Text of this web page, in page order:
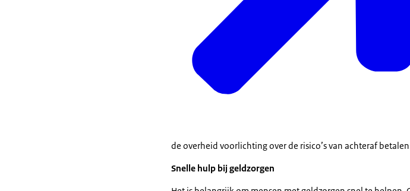
de overheid voorlichting over de risico’s van achteraf
Snelle hulp bij geldzorgen